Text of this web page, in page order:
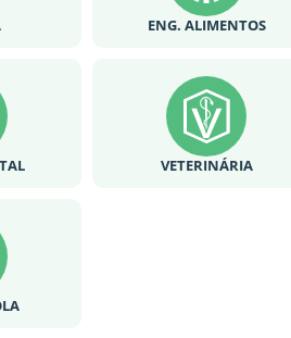
ENG. ALIMENTOS
VETERINÁRIA